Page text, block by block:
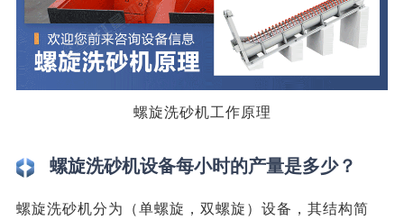
螺旋洗砂机工作原理
螺旋洗砂机设备每小时的产量是多少？
螺旋洗砂机分为（单螺旋，双螺旋）设备，其结构简